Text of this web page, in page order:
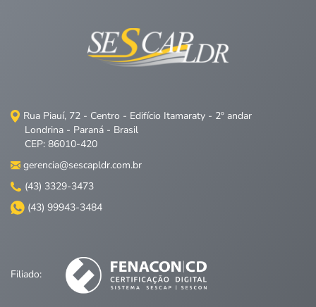
Rua Piauí, 72 - Centro - Edifício Itamaraty - 2º andar
Londrina - Paraná - Brasil
CEP: 86010-420
gerencia@sescapldr.com.br
(43) 3329-3473
(43) 99943-3484
Filiado: